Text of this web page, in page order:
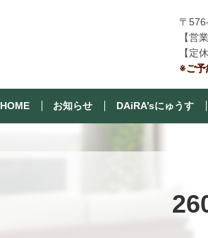
〒
【営
【定
※ご予
HOME お知らせ DAiRA’sにゅうす